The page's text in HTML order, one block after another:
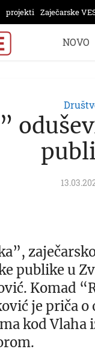
projekti Zaječarske
NOVO
publike u
Komad
je priča
kod Vlaha